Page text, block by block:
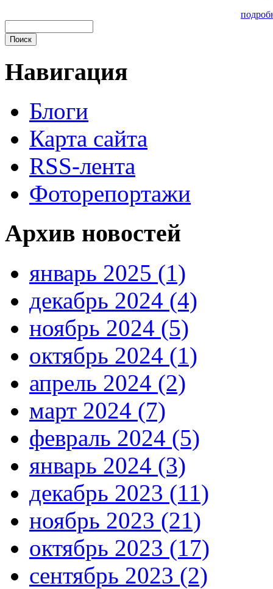
Навигация
Блоги
Карта сайта
RSS-лента
Фоторепортажи
Архив новостей
январь 2025 (1)
декабрь 2024 (4)
ноябрь 2024 (5)
октябрь 2024 (1)
апрель 2024 (2)
март 2024 (7)
февраль 2024 (5)
январь 2024 (3)
декабрь 2023 (11)
ноябрь 2023 (21)
октябрь 2023 (17)
сентябрь 2023 (2)